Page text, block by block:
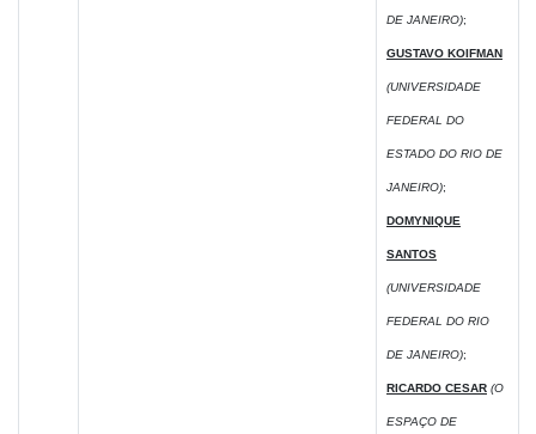
DE JANEIRO);
GUSTAVO KOIFMAN
(UNIVERSIDADE
FEDERAL DO
ESTADO DO RIO DE
JANEIRO);
DOMYNIQUE
SANTOS
(UNIVERSIDADE
FEDERAL DO RIO
DE JANEIRO);
RICARDO CESAR (O
ESPAÇO DE